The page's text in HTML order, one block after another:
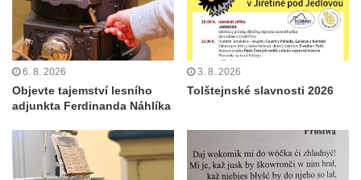
6. 8. 2026
Objevte tajemství lesního
adjunkta Ferdinanda Náhlíka
3. 8. 2026
Tolštejnské slavnosti 2026